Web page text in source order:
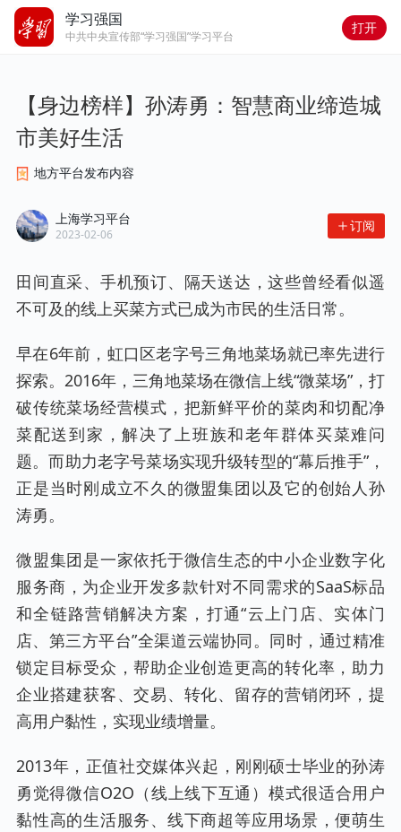
学习强国
中共中央宣传部“学习强国”学习平台
打开
【身边榜样】孙涛勇：智慧商业缔造城
市美好生活
地方平台发布内容
上海学习平台
2023-02-06
订阅
田间直采、手机预订、隔天送达，这些曾经看似遥
不可及的线上买菜方式已成为市民的生活日常。
早在6年前，虹口区老字号三角地菜场就已率先进行
探索。2016年，三角地菜场在微信上线“微菜场”，打
破传统菜场经营模式，把新鲜平价的菜肉和切配净
菜配送到家，解决了上班族和老年群体买菜难问
题。而助力老字号菜场实现升级转型的“幕后推手”，
正是当时刚成立不久的微盟集团以及它的创始人孙
涛勇。
微盟集团是一家依托于微信生态的中小企业数字化
服务商，为企业开发多款针对不同需求的SaaS标品
和全链路营销解决方案，打通“云上门店、实体门
店、第三方平台”全渠道云端协同。同时，通过精准
锁定目标受众，帮助企业创造更高的转化率，助力
企业搭建获客、交易、转化、留存的营销闭环，提
高用户黏性，实现业绩增量。
2013年，正值社交媒体兴起，刚刚硕士毕业的孙涛
勇觉得微信O2O（线上线下互通）模式很适合用户
黏性高的生活服务、线下商超等应用场景，便萌生